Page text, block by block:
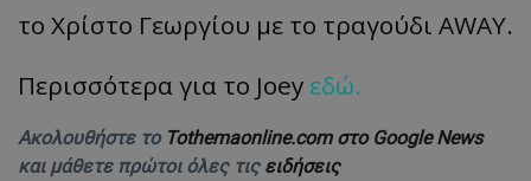
το Χρίστο Γεωργίου με το τραγούδι AWAY.
Περισσότερα για το Joey εδώ.
Ακολουθήστε το Tothemaonline.com στο Google News
και μάθετε πρώτοι όλες τις ειδήσεις